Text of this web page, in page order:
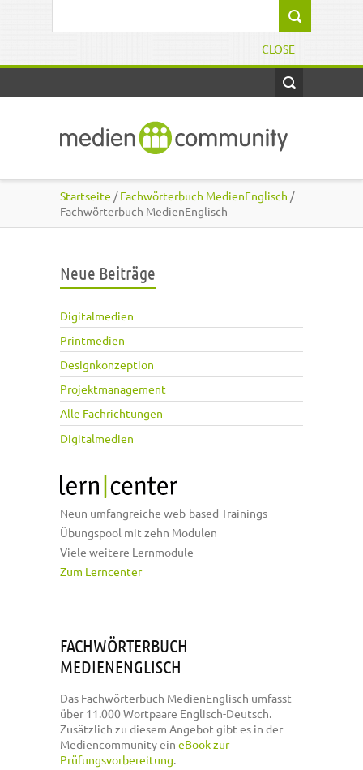
CLOSE
Startseite /Fachwörterbuch MedienEnglisch /
Fachwörterbuch MedienEnglisch
Neue Beiträge
Digitalmedien
Printmedien
Designkonzeption
Projektmanagement
Alle Fachrichtungen
Digitalmedien
Neun umfangreiche web-based Trainings
Übungspool mit zehn Modulen
Viele weitere Lernmodule
Zum Lerncenter
FACHWÖRTERBUCH
MEDIENENGLISCH
Das Fachwörterbuch MedienEnglisch umfasst
über 11.000 Wortpaare Englisch-Deutsch.
Zusätzlich zu diesem Angebot gibt es in der
Mediencommunity ein eBook zur
Prüfungsvorbereitung.